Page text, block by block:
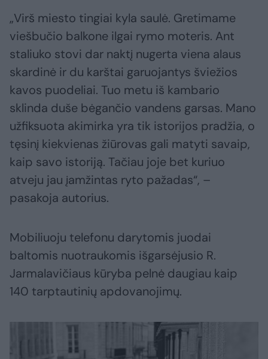
„Virš miesto tingiai kyla saulė. Gretimame
viešbučio balkone ilgai rymo moteris. Ant
staliuko stovi dar naktį nugerta viena alaus
skardinė ir du karštai garuojantys šviežios
kavos puodeliai. Tuo metu iš kambario
sklinda duše bėgančio vandens garsas. Mano
užfiksuota akimirka yra tik istorijos pradžia, o
tęsinį kiekvienas žiūrovas gali matyti savaip,
kaip savo istoriją. Tačiau joje bet kuriuo
atveju jau įamžintas ryto pažadas“, –
pasakoja autorius.
Mobiliuoju telefonu darytomis juodai
baltomis nuotraukomis išgarsėjusio R.
Jarmalavičiaus kūryba pelnė daugiau kaip
140 tarptautinių apdovanojimų.